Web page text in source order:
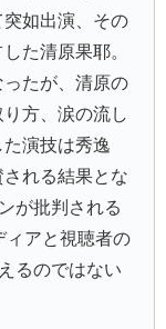
突如出演、その
た清原果耶。
たが、清原の
方、涙の流し
演技は秀逸
れる結果とな
が批判される
ィアと視聴者の
るのではない